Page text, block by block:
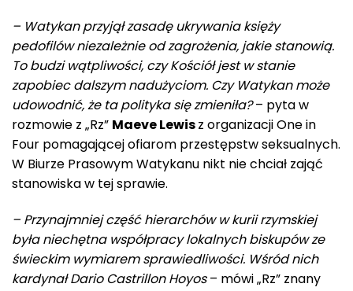
– Watykan przyjął zasadę ukrywania księży
pedofilów niezależnie od zagrożenia, jakie stanowią.
To budzi wątpliwości, czy Kościół jest w stanie
zapobiec dalszym nadużyciom. Czy Watykan może
udowodnić, że ta polityka się zmieniła?– pyta w
rozmowie z „Rz” Maeve Lewisz organizacji One in
Four pomagającej ofiarom przestępstw seksualnych.
W Biurze Prasowym Watykanu nikt nie chciał zająć
stanowiska w tej sprawie.
– Przynajmniej część hierarchów w kurii rzymskiej
była niechętna współpracy lokalnych biskupów ze
świeckim wymiarem sprawiedliwości. Wśród nich
kardynał Dario Castrillon Hoyos– mówi „Rz” znany